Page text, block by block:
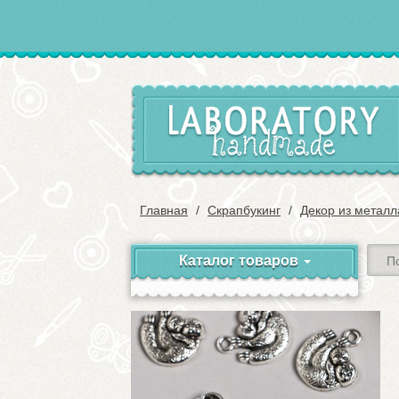
Главная Скрапбукинг Декор из
Каталог товаров